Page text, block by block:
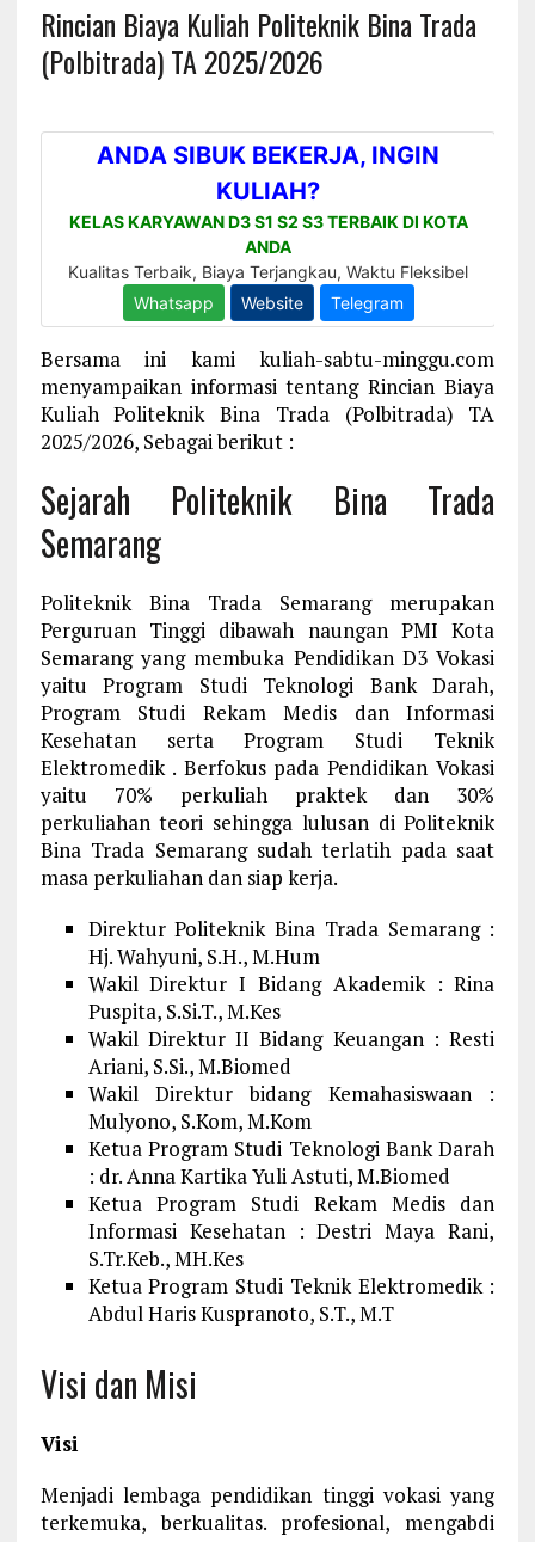
Rincian Biaya Kuliah Politeknik Bina Trada
(Polbitrada) TA 2025/2026
Bersama ini kami kuliah-sabtu-minggu.com
menyampaikan informasi tentang Rincian Biaya
Kuliah Politeknik Bina Trada (Polbitrada) TA
2025/2026, Sebagai berikut :
Sejarah Politeknik Bina Trada
Semarang
Politeknik Bina Trada Semarang merupakan
Perguruan Tinggi dibawah naungan PMI Kota
Semarang yang membuka Pendidikan D3 Vokasi
yaitu Program Studi Teknologi Bank Darah,
Program Studi Rekam Medis dan Informasi
Kesehatan serta Program Studi Teknik
Elektromedik . Berfokus pada Pendidikan Vokasi
yaitu 70% perkuliah praktek dan 30%
perkuliahan teori sehingga lulusan di Politeknik
Bina Trada Semarang sudah terlatih pada saat
masa perkuliahan dan siap kerja.
Direktur Politeknik Bina Trada Semarang :
Hj. Wahyuni, S.H., M.Hum
Wakil Direktur I Bidang Akademik : Rina
Puspita, S.Si.T., M.Kes
Wakil Direktur II Bidang Keuangan : Resti
Ariani, S.Si., M.Biomed
Wakil Direktur bidang Kemahasiswaan :
Mulyono, S.Kom, M.Kom
Ketua Program Studi Teknologi Bank Darah
: dr. Anna Kartika Yuli Astuti, M.Biomed
Ketua Program Studi Rekam Medis dan
Informasi Kesehatan : Destri Maya Rani,
S.Tr.Keb., MH.Kes
Ketua Program Studi Teknik Elektromedik :
Abdul Haris Kuspranoto, S.T., M.T
Visi dan Misi
Visi
Menjadi lembaga pendidikan tinggi vokasi yang
terkemuka, berkualitas. profesional, mengabdi